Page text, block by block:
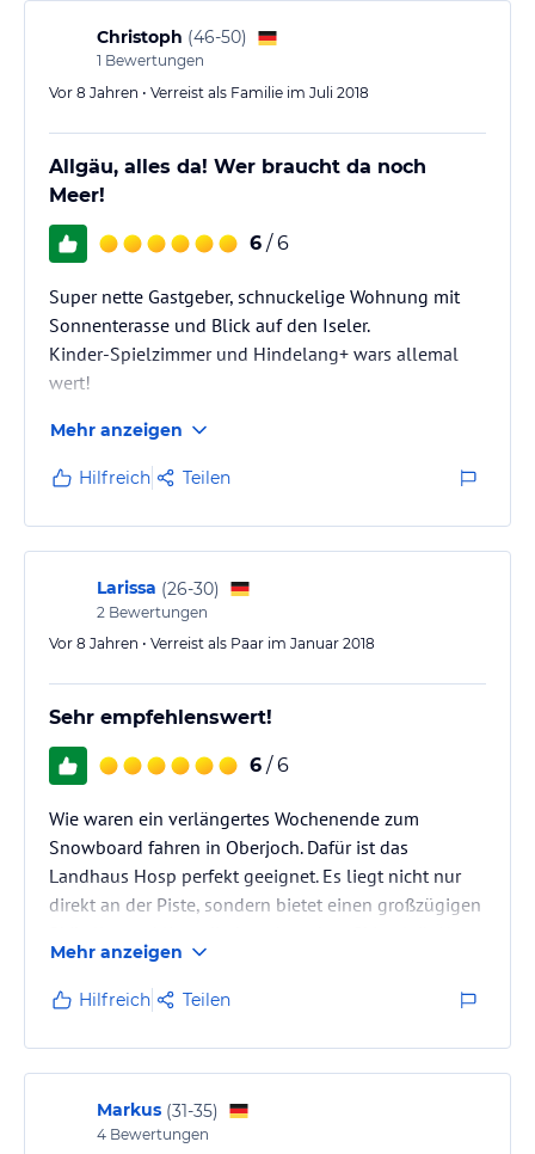
Christoph (46-50)
1 Bewertungen
Vor 8 Jahren • Verreist als Familie im Juli 2018
Allgäu, alles da! Wer braucht da noch
Meer!
6 / 6
Super nette Gastgeber, schnuckelige Wohnung mit
Sonnenterasse und Blick auf den Iseler.
Kinder-Spielzimmer und Hindelang+ wars allemal
wert!
Allgäu! - Wer braucht Meer?
Mehr anzeigen
Hilfreich Teilen
Larissa (26-30)
2 Bewertungen
Vor 8 Jahren • Verreist als Paar im Januar 2018
Sehr empfehlenswert!
6 / 6
Wie waren ein verlängertes Wochenende zum
Snowboard fahren in Oberjoch. Dafür ist das
Landhaus Hosp perfekt geeignet. Es liegt nicht nur
direkt an der Piste, sondern bietet einen großzügigen
Mehr anzeigen
Hilfreich Teilen
Markus (31-35)
4 Bewertungen